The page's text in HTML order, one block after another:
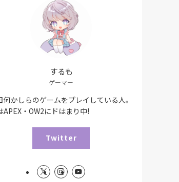
するも
ゲーマー
何かしらのゲームをプレイしている人。
APEX・OW2にドはまり中!
Twitter